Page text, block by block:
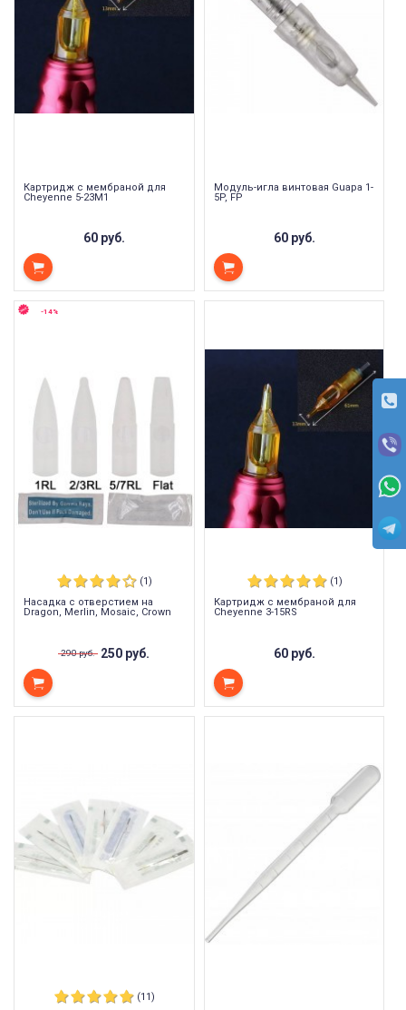
Картридж с мембраной для
Cheyenne 5-23M1
60 руб.
Модуль-игла винтовая Guapa 1-
5P, FP
60 руб.
(1)
Насадка с отверстием на
Dragon, Merlin, Mosaic, Crown
290 руб. 250 руб.
-14%
(1)
Картридж с мембраной для
Cheyenne 3-15RS
60 руб.
(11)